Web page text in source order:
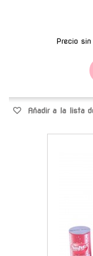
Precio
Añadir a la lista